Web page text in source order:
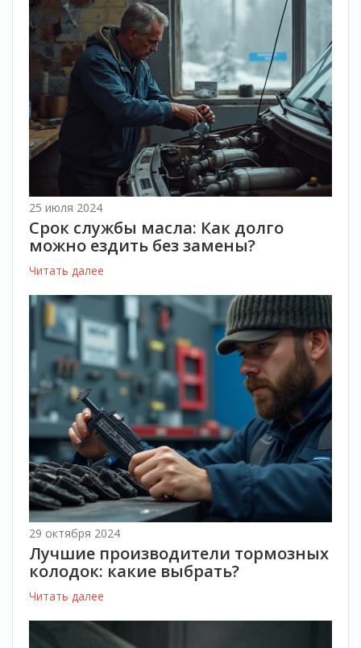
25 июля 2024
Срок службы масла: Как долго
можно ездить без замены?
Читать далее
29 октября 2024
Лучшие производители тормозных
колодок: какие выбрать?
Читать далее